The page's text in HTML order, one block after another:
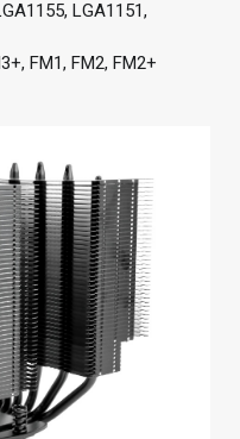
LGA1151,
FM1, FM2, FM2+